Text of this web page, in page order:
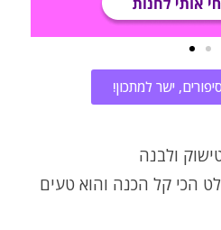
ישר למתכון!
ולבנה
הכי קל הכנה והוא טעים